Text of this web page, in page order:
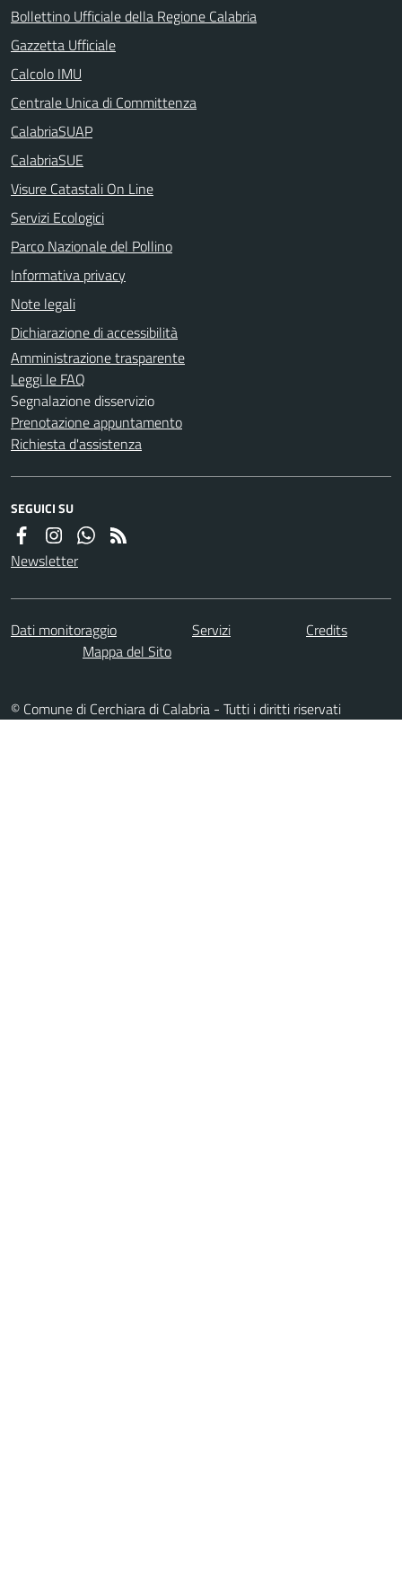
Bollettino Ufficiale della Regione Calabria
Gazzetta Ufficiale
Calcolo IMU
Centrale Unica di Committenza
CalabriaSUAP
CalabriaSUE
Visure Catastali On Line
Servizi Ecologici
Parco Nazionale del Pollino
Informativa privacy
Note legali
Dichiarazione di accessibilità
Amministrazione trasparente
Leggi le FAQ
Segnalazione disservizio
Prenotazione appuntamento
Richiesta d'assistenza
SEGUICI SU
Newsletter
Dati monitoraggio Servizi
Credits
Mappa del Sito
© Comune di Cerchiara di Calabria - Tutti i diritti riservati